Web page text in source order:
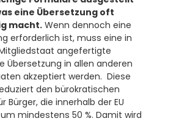
eine Übersetzung oft
macht. Wenn dennoch eine
erforderlich ist, muss eine in
angefertigte
Übersetzung in allen anderen
akzeptiert werden.  Diese
den bürokratischen
Bürger, die innerhalb der EU
mindestens 50 %. Damit wird